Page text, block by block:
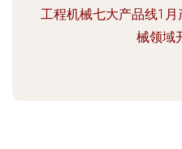
工程机械七大产品线1
械领域